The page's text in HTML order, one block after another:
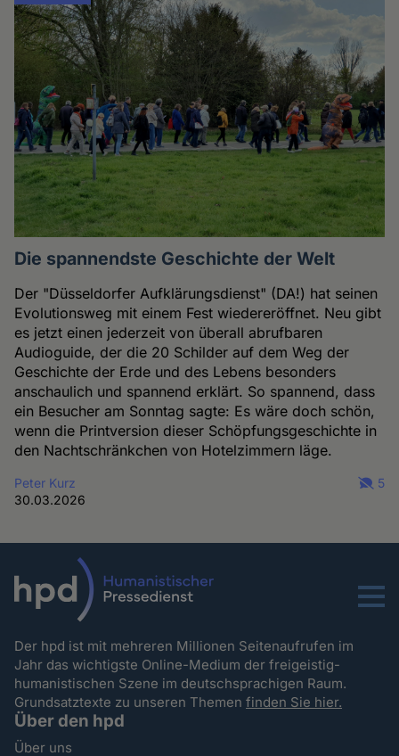
Die spannendste Geschichte der Welt
Der "Düsseldorfer Aufklärungsdienst" (DA!) hat seinen
Evolutionsweg mit einem Fest wiedereröffnet. Neu gibt
es jetzt einen jederzeit von überall abrufbaren
Audioguide, der die 20 Schilder auf dem Weg der
Geschichte der Erde und des Lebens besonders
anschaulich und spannend erklärt. So spannend, dass
ein Besucher am Sonntag sagte: Es wäre doch schön,
wenn die Printversion dieser Schöpfungsgeschichte in
den Nachtschränkchen von Hotelzimmern läge.
Peter Kurz
30.03.2026
5
Menu
Der hpd ist mit mehreren Millionen Seitenaufrufen im
Jahr das wichtigste Online-Medium der freigeistig-
humanistischen Szene im deutschsprachigen Raum.
Grundsatztexte zu unseren Themenfinden Sie hier.
Über den hpd
Über uns